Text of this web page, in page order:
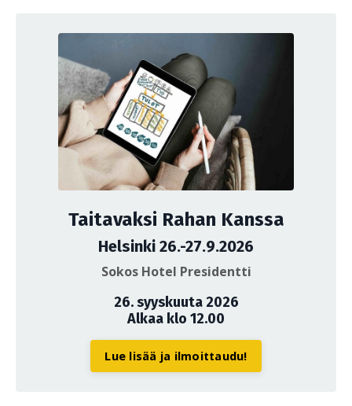
Taitavaksi Rahan Kanssa
Helsinki 26.-27.9.2026
Sokos Hotel Presidentti
26. syyskuuta 2026
Alkaa klo 12.00
Lue lisää ja ilmoittaudu!